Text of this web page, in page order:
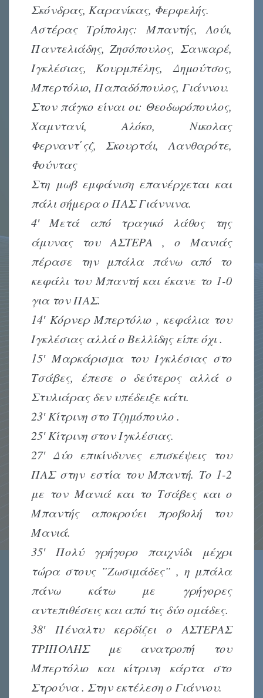
Σκόνδρας, Καρανίκας, Φερφελής.
Αστέρας Τρίπολης: Μπαντής, Λούι,
Παντελιάδης, Ζησόπουλος, Σανκαρέ,
Ιγκλέσιας, Κουρμπέλης, Δημούτσος,
Μπερτόλιο, Παπαδόπουλος, Γιάννου.
Στον πάγκο είναι οι: Θεοδωρόπουλος,
Χαμντανί, Αλόκο, Νικολας
Φερναντ΄ςζ, Σκουρτάι, Λανθαρότε,
Φούντας
Στη μωβ εμφάνιση επανέρχεται και
πάλι σήμερα ο ΠΑΣ Γιάννινα.
4′ Μετά από τραγικό λάθος της
άμυνας του ΑΣΤΕΡΑ , ο Μανιάς
πέρασε την μπάλα πάνω από το
κεφάλι του Μπαντή και έκανε το 1-0
για τον ΠΑΣ.
14′ Κόρνερ Μπερτόλιο , κεφάλια του
Ιγκλέσιας αλλά ο Βελλίδης είπε όχι .
15′ Μαρκάρισμα του Ιγκλέσιας στο
Τσάβες, έπεσε ο δεύτερος αλλά ο
Στυλιάρας δεν υπέδειξε κάτι.
23′ Κίτρινη στο Τζημόπουλο .
25′ Κίτρινη στον Ιγκλέσιας.
27′ Δύο επικίνδυνες επισκέψεις του
ΠΑΣ στην εστία του Μπαντή. Το 1-2
με τον Μανιά και το Τσάβες και ο
Μπαντής αποκρούει προβολή του
Μανιά.
35′ Πολύ γρήγορο παιχνίδι μέχρι
τώρα στους ”Ζωσιμάδες” , η μπάλα
πάνω κάτω με γρήγορες
αντεπιθέσεις και από τις δύο ομάδες.
38′ Πέναλτυ κερδίζει ο ΑΣΤΕΡΑΣ
ΤΡΙΠΟΛΗΣ με ανατροπή του
Μπερτόλιο και κίτρινη κάρτα στο
Στρούνα . Στην εκτέλεση ο Γιάννου.